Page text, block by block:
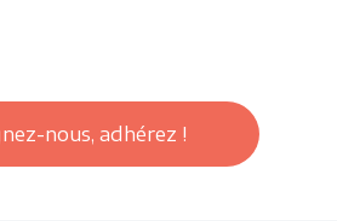
nous, adhérez !